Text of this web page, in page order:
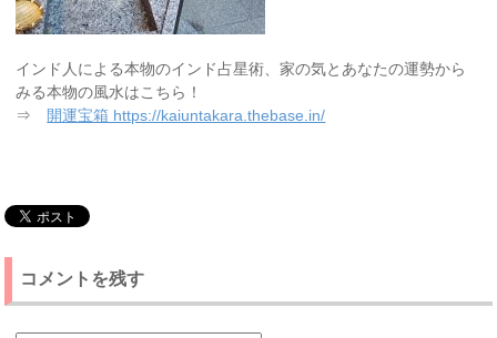
インド人による本物のインド占星術、家の気とあなたの運勢から
みる本物の風水はこちら！
⇒ 開運宝箱 https://kaiuntakara.thebase.in/
コメントを残す